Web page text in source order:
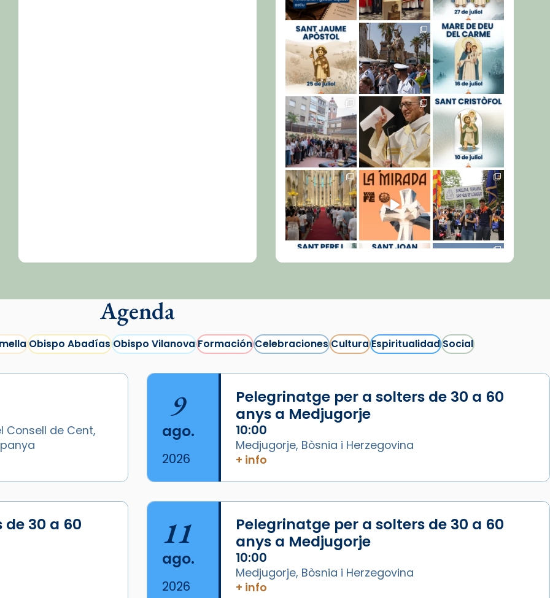
Cargar más...
Agenda
Obispo AbadíasObispo VilanovaFormaciónCelebracionesCulturaEspiritualidadSocial
Consell de Cent,
9
ago.
2026
Pelegrinatge per a solters de 30 a 60
anys a Medjugorje
10:00
Medjugorje, Bòsnia i Herzegovina
+ info
30 a 60
11
ago.
2026
Pelegrinatge per a solters de 30 a 60
anys a Medjugorje
10:00
Medjugorje, Bòsnia i Herzegovina
+ info